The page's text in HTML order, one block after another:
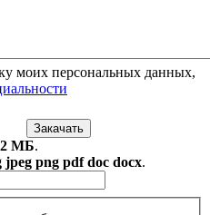
моих персональных данных,
2 МБ.
jpeg png pdf doc docx.